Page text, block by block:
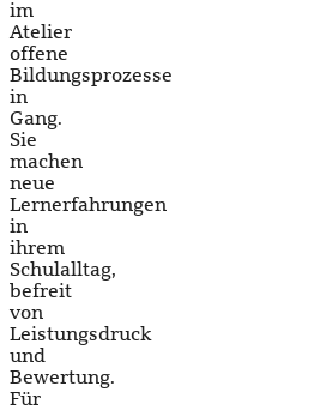
im
Atelier
offene
Bildungsprozesse
in
Gang.
Sie
machen
neue
Lernerfahrungen
in
ihrem
Schulalltag,
befreit
von
Leistungsdruck
und
Bewertung.
Für